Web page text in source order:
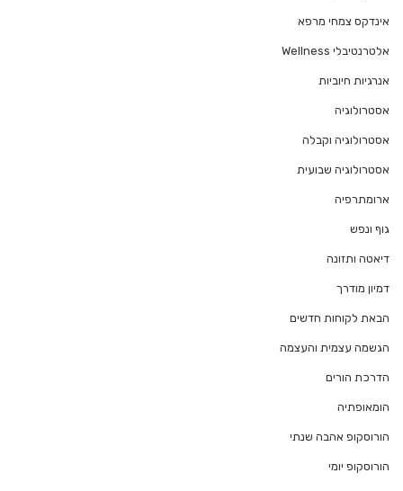
אינדקס צמחי מרפא
אלטרנטיבלי Wellness
אנרגיות חיוביות
אסטרולוגיה
אסטרולוגיה וקבלה
אסטרולוגיה שבועית
ארומתרפיה
גוף ונפש
דיאטה ותזונה
דמיון מודרך
הבאת לקוחות חדשים
הגשמה עצמית והעצמה
הדרכת הורים
הומאופתיה
הורוסקופ אהבה שנתי
הורוסקופ יומי